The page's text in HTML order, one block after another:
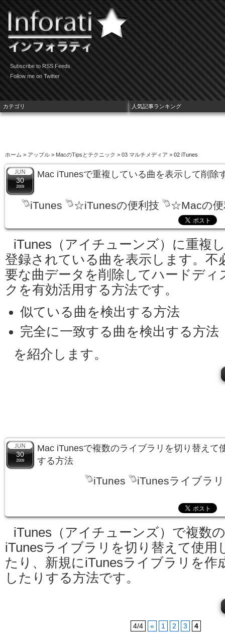
Subscribe to RSS Feeds
Follow me on Twitter
ホーム > アップル > MacのTipsとテクニック > 03 マルチメディア > 02 iTunes
30
2009
Mac iTunesで重複している曲を表示して削除
iTunes ☆iTunesの便利技 ☆Macの便
iTunes（アイチューンズ）に重複
登録されている曲を表示します。不
要な曲データを削除してハードディ
クを有効活用する方法です。
似ている曲を検出する方法
完全に一致する曲を検出する方法
を紹介します。
30
2009
Mac iTunesで複数のライブラリを切り替えて
する方法
iTunes iTunesライブラリ
iTunes（アイチューンズ）で複数の
iTunesライブラリを切り替えて使用
たり、新規にiTunesライブラリを作
したりする方法です。
4/4 « 1 2 3 4
カテゴリ 人気記事ランキング